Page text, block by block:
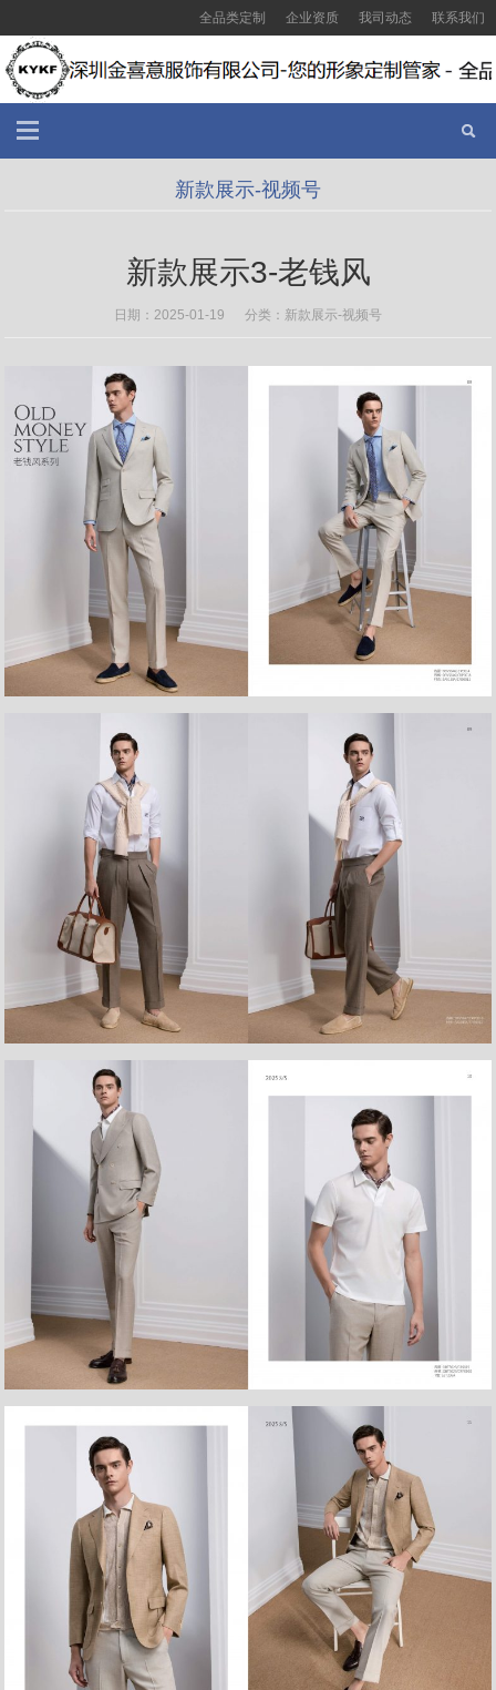
全品类定制 企业资质 我司动态 联系我们
新款展示-视频号
新款展示3-老钱风
日期：2025-01-19 分类： 新款展示-视频号